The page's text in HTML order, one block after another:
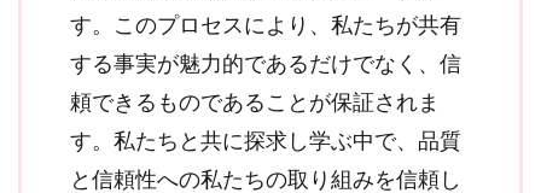
す。このプロセスにより、私たちが共有
する事実が魅力的であるだけでなく、信
頼できるものであることが保証されま
す。私たちと共に探求し学ぶ中で、品質
と信頼性への私たちの取り組みを信頼し